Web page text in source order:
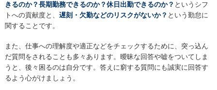
きるのか？長期勤務できるのか？休日出勤できるのか？ というシフ
トへの貢献度と、 遅刻・欠勤などのリスクがないか？ という勤怠に
関することです。
また、仕事への理解度や適正などをチェックするために、突っ込ん
だ質問をされることも多々あります。曖昧な回答や嘘をついてしま
うと、後々困るのは自分です。答えに窮する質問にも誠実に回答す
るよう心がけましょう。